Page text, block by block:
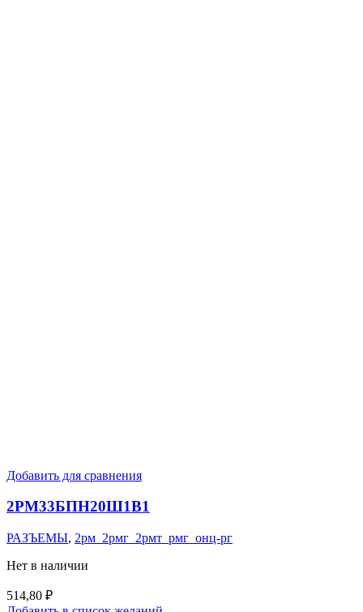
Добавить для сравнения
2РМ33БПН20Ш1В1
РАЗЪЕМЫ, 2рм_2рмг_2рмт_рмг_онц-рг
Нет в наличии
514,80 ₽